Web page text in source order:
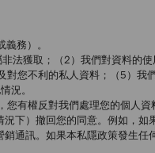
務）。
法獲取；（2）我們對資料的
您不利的私人資料；（5）我
況。
有權反對我們處理您的個人
下）撤回您的同意。例如，
通訊。如果本私隱政策發生